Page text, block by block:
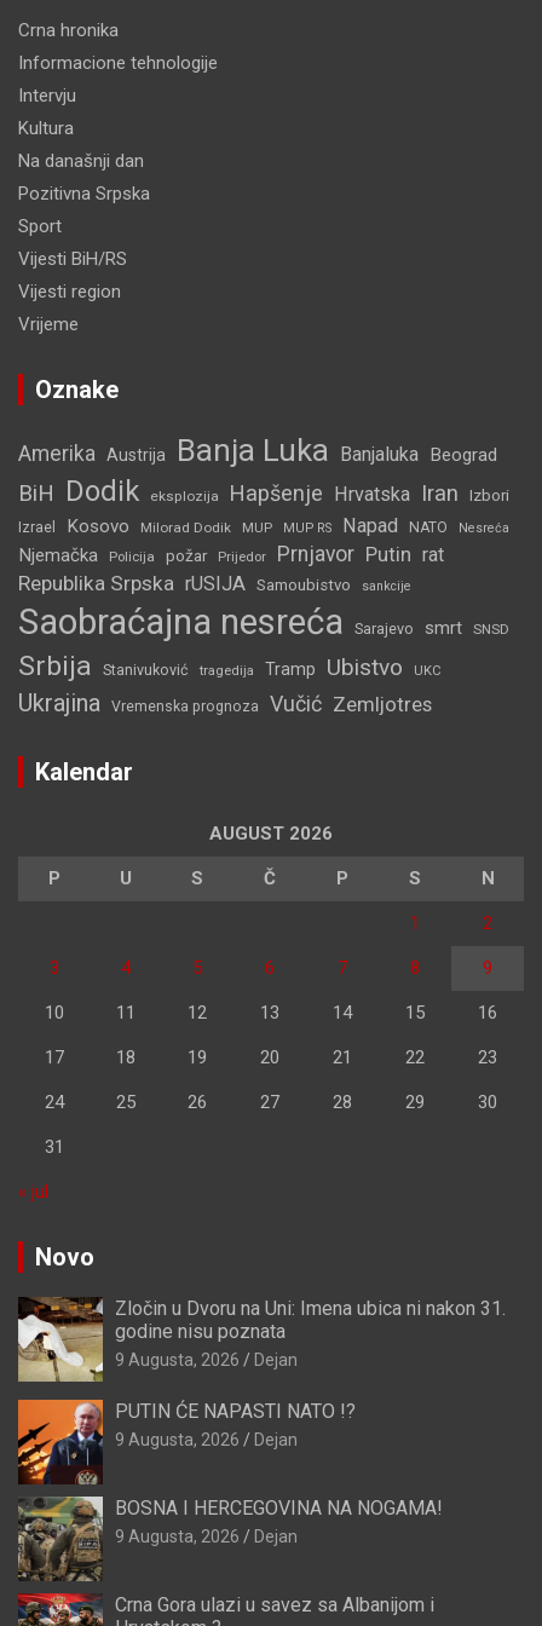
Crna hronika
Informacione tehnologije
Intervju
Kultura
Na današnji dan
Pozitivna Srpska
Sport
Vijesti BiH/RS
Vijesti region
Vrijeme
Oznake
Amerika Austrija Banja Luka Banjaluka Beograd
BiH Dodik eksplozija Hapšenje Hrvatska Iran Izbori
Izrael Kosovo Milorad Dodik MUP MUP RS Napad NATO Nesreća
Njemačka Policija požar Prijedor Prnjavor Putin rat
Republika Srpska rUSIJA Samoubistvo sankcije
Saobraćajna nesreća Sarajevo smrt SNSD
Srbija Stanivuković tragedija Tramp Ubistvo UKC
Ukrajina Vremenska prognoza Vučić Zemljotres
Kalendar
AUGUST 2026
P U S Č P S N
1 2
3 4 5 6 7 8 9
10 11 12 13 14 15 16
17 18 19 20 21 22 23
24 25 26 27 28 29 30
31
« jul
Novo
Zločin u Dvoru na Uni: Imena ubica ni nakon 31.
godine nisu poznata
9 Augusta, 2026 Dejan
PUTIN ĆE NAPASTI NATO !?
9 Augusta, 2026 Dejan
BOSNA I HERCEGOVINA NA NOGAMA!
9 Augusta, 2026 Dejan
Crna Gora ulazi u savez sa Albanijom i